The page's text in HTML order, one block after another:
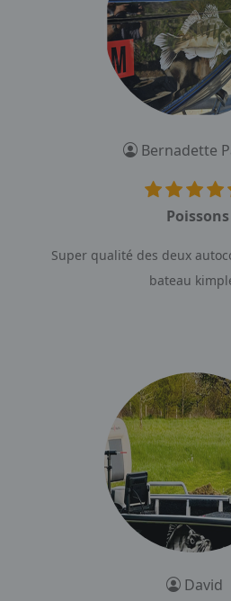
Bernadette
Poissons
Super qualité des deux
bateau
David